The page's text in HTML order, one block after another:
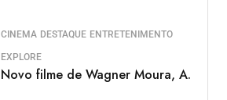
CINEMA DESTAQUE ENTRETENIMENTO
EXPLORE
Novo filme de Wagner Moura, A.